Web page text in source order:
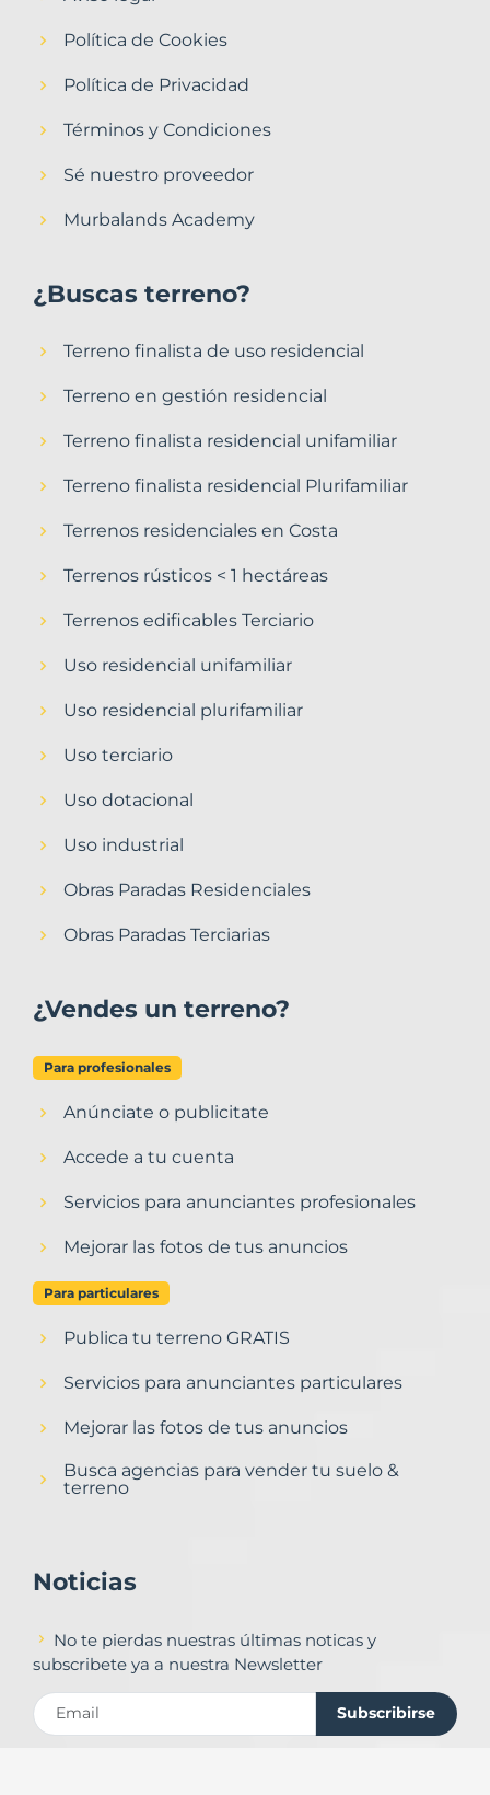
Política de Cookies
Política de Privacidad
Términos y Condiciones
Sé nuestro proveedor
Murbalands Academy
¿Buscas terreno?
Terreno finalista de uso residencial
Terreno en gestión residencial
Terreno finalista residencial unifamiliar
Terreno finalista residencial Plurifamiliar
Terrenos residenciales en Costa
Terrenos rústicos < 1 hectáreas
Terrenos edificables Terciario
Uso residencial unifamiliar
Uso residencial plurifamiliar
Uso terciario
Uso dotacional
Uso industrial
Obras Paradas Residenciales
Obras Paradas Terciarias
¿Vendes un terreno?
Para profesionales
Anúnciate o publicitate
Accede a tu cuenta
Servicios para anunciantes profesionales
Mejorar las fotos de tus anuncios
Para particulares
Publica tu terreno GRATIS
Servicios para anunciantes particulares
Mejorar las fotos de tus anuncios
Busca agencias para vender tu suelo &
terreno
Noticias
No te pierdas nuestras últimas noticas y
subscribete ya a nuestra Newsletter
Subscribirse